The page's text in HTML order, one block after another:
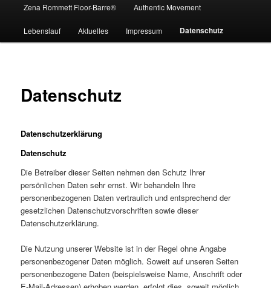
Zena Rommett Floor-Barre® Authentic Movement
Lebenslauf Aktuelles Impressum Datenschutz
Datenschutz
Datenschutzerklärung
Datenschutz
Die Betreiber dieser Seiten nehmen den Schutz Ihrer
persönlichen Daten sehr ernst. Wir behandeln Ihre
personenbezogenen Daten vertraulich und entsprechend der
gesetzlichen Datenschutzvorschriften sowie dieser
Datenschutzerklärung.
Die Nutzung unserer Website ist in der Regel ohne Angabe
personenbezogener Daten möglich. Soweit auf unseren Seiten
personenbezogene Daten (beispielsweise Name, Anschrift oder